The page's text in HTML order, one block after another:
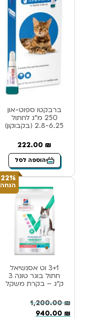
ברבקטו ספוט-און
250 מ”ג לחתול
2.8-6.25 (בקבוקון)
222.00 ₪
הוספה לסל
22%
הנחה
3+1 וט אסנשיאל
חתול בוגר טונה 3
ק”ג – בקרת משקל
1,200.00₪
940.00 ₪